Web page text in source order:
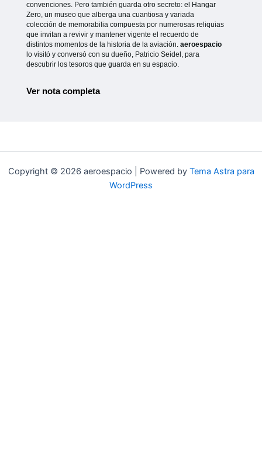
convenciones. Pero también guarda otro secreto: el Hangar
Zero, un museo que alberga una cuantiosa y variada
colección de memorabilia compuesta por numerosas reliquias
que invitan a revivir y mantener vigente el recuerdo de
distintos momentos de la historia de la aviación. aeroespacio
lo visitó y conversó con su dueño, Patricio Seidel, para
descubrir los tesoros que guarda en su espacio.
Ver nota completa
Copyright © 2026 aeroespacio | Powered by Tema Astra para
WordPress